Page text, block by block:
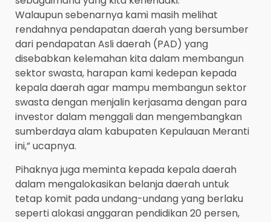
Walaupun sebenarnya kami masih melihat
rendahnya pendapatan daerah yang bersumber
dari pendapatan Asli daerah (PAD) yang
disebabkan kelemahan kita dalam membangun
sektor swasta, harapan kami kedepan kepada
kepala daerah agar mampu membangun sektor
swasta dengan menjalin kerjasama dengan para
investor dalam menggali dan mengembangkan
sumberdaya alam kabupaten Kepulauan Meranti
ini,” ucapnya.
Pihaknya juga meminta kepada kepala daerah
dalam mengalokasikan belanja daerah untuk
tetap komit pada undang-undang yang berlaku
seperti alokasi anggaran pendidikan 20 persen,